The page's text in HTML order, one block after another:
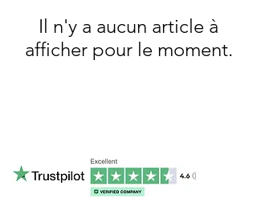
Il n'y a aucun article à
afficher pour le moment.